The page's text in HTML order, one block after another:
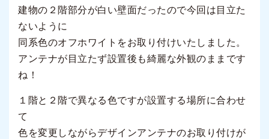
建物の２階部分が白い壁面だったので今回は目立た
ないように
同系色のオフホワイトをお取り付けいたしました。
アンテナが目立たず設置後も綺麗な外観のままです
ね！
１階と２階で異なる色ですが設置する場所に合わせ
て
色を変更しながらデザインアンテナのお取り付けが